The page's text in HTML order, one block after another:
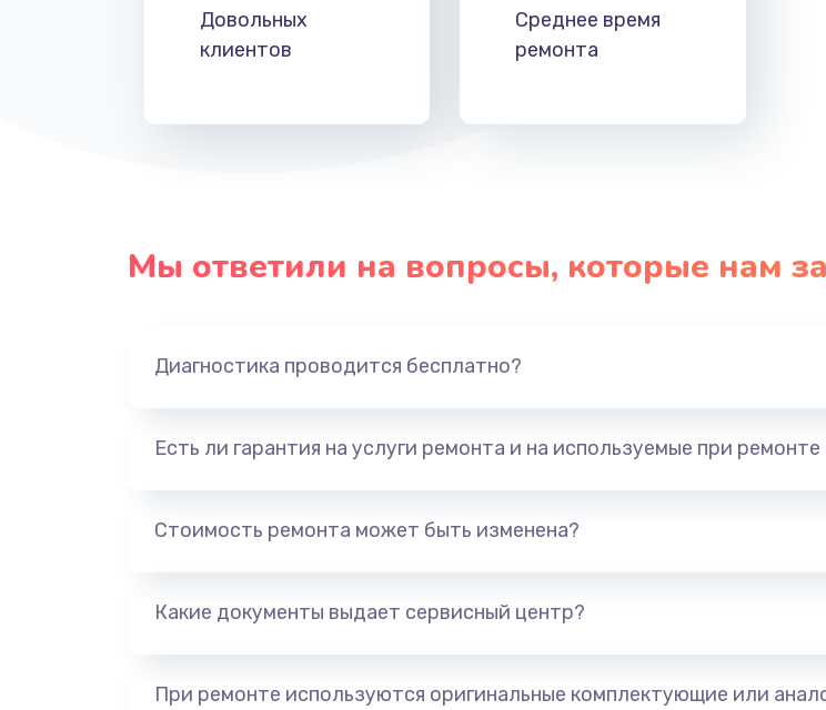
Довольных
клиентов
Среднее время
ремонта
Мы ответили на вопросы, которые нам
Диагностика проводится бесплатно?
Есть ли гарантия на услуги ремонта и на используемые при
Стоимость ремонта может быть изменена?
Какие документы выдает сервисный центр?
При ремонте используются оригинальные комплектующие или